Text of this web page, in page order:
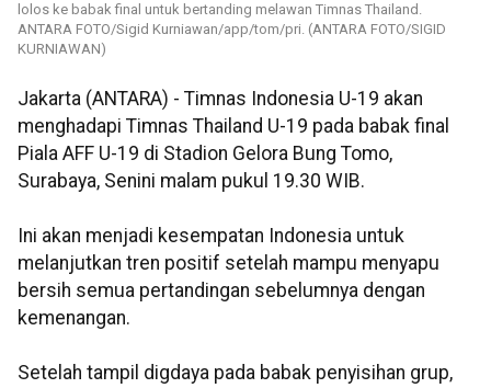
lolos ke babak final untuk bertanding melawan Timnas Thailand.
ANTARA FOTO/Sigid Kurniawan/app/tom/pri. (ANTARA FOTO/SIGID
KURNIAWAN)
Jakarta (ANTARA) - Timnas Indonesia U-19 akan
menghadapi Timnas Thailand U-19 pada babak final
Piala AFF U-19 di Stadion Gelora Bung Tomo,
Surabaya, Senini malam pukul 19.30 WIB.
Ini akan menjadi kesempatan Indonesia untuk
melanjutkan tren positif setelah mampu menyapu
bersih semua pertandingan sebelumnya dengan
kemenangan.
Setelah tampil digdaya pada babak penyisihan grup,